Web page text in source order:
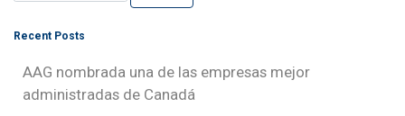
Recent Posts
AAG nombrada una de las empresas mejor
administradas de Canadá